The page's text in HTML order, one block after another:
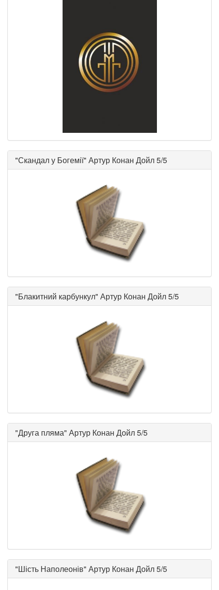
"Скандал у Богемії" Артур Конан Дойл5/5
"Блакитний карбункул" Артур Конан Дойл5/5
"Друга пляма" Артур Конан Дойл5/5
"Шість Наполеонів" Артур Конан Дойл5/5